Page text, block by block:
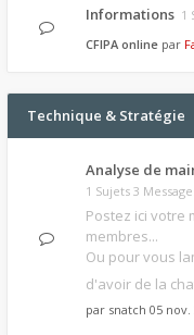
Informations 1
CFIPA online par
Technique & Stratégie
Analyse de
1 Sujets 3
Postez ici votre
membres...
Ou pour vous
d'avoir de la
par snatch 05 nov.